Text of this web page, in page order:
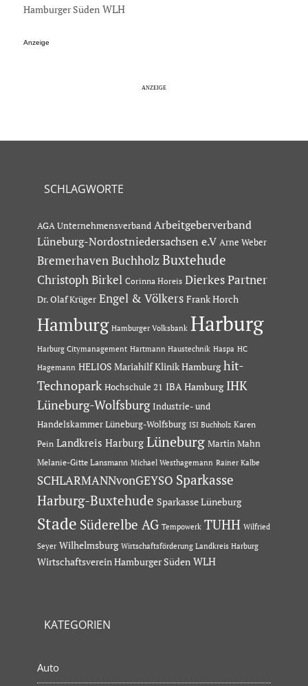
Hamburger Süden WLH
Anzeige
SCHLAGWORTE
AGA Unternehmensverband Arbeitgeberverband
Lüneburg-Nordostniedersachsen e.V Arne Weber
Bremerhaven Buchholz Buxtehude
Christoph Birkel Corinna Horeis Dierkes Partner
Dr. Olaf Krüger Engel & Völkers Frank Horch
Hamburg Hamburger Volksbank Harburg
Harburg Citymanagement Hartmann Haustechnik Haspa HC
Hagemann HELIOS Mariahilf Klinik Hamburg hit-
Technopark Hochschule 21 IBA Hamburg IHK
Lüneburg-Wolfsburg Industrie- und
Handelskammer Lüneburg-Wolfsburg ISI Buchholz Karen
Pein Landkreis Harburg Lüneburg Martin Mahn
Melanie-Gitte Lansmann Michael Westhagemann Rainer Kalbe
SCHLARMANNvonGEYSO Sparkasse
Harburg-Buxtehude Sparkasse Lüneburg
Stade Süderelbe AG Tempowerk TUHH Wilfried
Seyer Wilhelmsburg Wirtschaftsförderung Landkreis Harburg
Wirtschaftsverein Hamburger Süden WLH
KATEGORIEN
Auto